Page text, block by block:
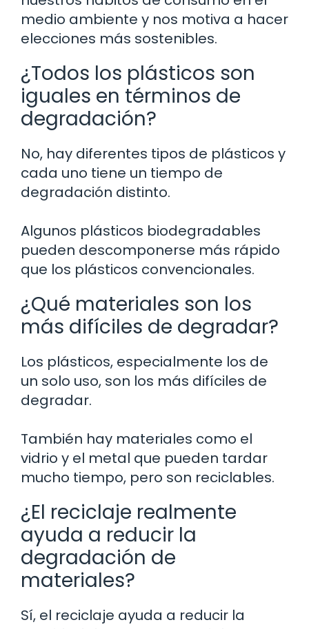
medio ambiente y nos motiva a hacer
elecciones más sostenibles.
¿Todos los plásticos son
iguales en términos de
degradación?
No, hay diferentes tipos de plásticos y
cada uno tiene un tiempo de
degradación distinto.
Algunos plásticos biodegradables
pueden descomponerse más rápido
que los plásticos convencionales.
¿Qué materiales son los
más difíciles de degradar?
Los plásticos, especialmente los de
un solo uso, son los más difíciles de
degradar.
También hay materiales como el
vidrio y el metal que pueden tardar
mucho tiempo, pero son reciclables.
¿El reciclaje realmente
ayuda a reducir la
degradación de
materiales?
Sí, el reciclaje ayuda a reducir la